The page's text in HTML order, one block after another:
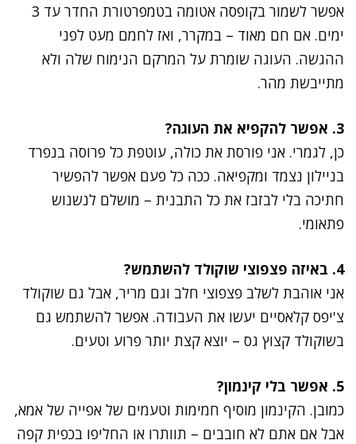
אפשר לשמור בקופסה אטומה בטמפרטורת החדר עד 3
ימים. אם חם מאוד – במקרר, ואז לחמם מעט לפני
ההגשה. העוגה שומרת על המרקם הנימוח שלה ולא
מתייבשת מהר.
3. אפשר להקפיא את העוגה?
כן, לגמרי. אני פורסת את כולה, עוטפת כל פרוסה בנפרד
בניילון נצמד ומקפיאה. ככה כל פעם אפשר להפשיר
חתיכה בלי לבזבז את כל התבנית – מושלם לנשנוש
פתאומי.
4. באיזה פצפוצי שוקולד להשתמש?
אני אוהבת לשלב פצפוצי חלב וגם מריר, אבל גם שוקולד
צ'יפס קלאסיים יעשו את העבודה. אפשר להשתמש גם
בשוקולד קצוץ גס – יוצא קצת יותר פרוע וטעים.
5. אפשר בלי קינמון?
כמובן. הקינמון מוסיף חמימות וטעמים של אפייה של אמא,
אבל אם אתם לא חובבים – תוותרו או החליפו בכפית קפה